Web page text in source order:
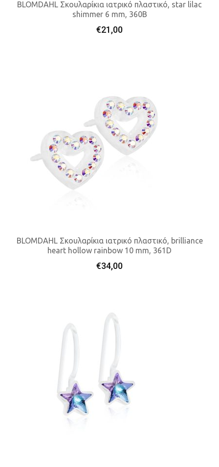
Προσθήκη Στο Καλάθι
BLOMDAHL Σκουλαρίκια ιατρικό πλαστικό, star lilac
shimmer 6 mm, 360B
€21,00
Προσθήκη Στο Καλάθι
BLOMDAHL Σκουλαρίκια ιατρικό πλαστικό, brilliance
heart hollow rainbow 10 mm, 361D
€34,00